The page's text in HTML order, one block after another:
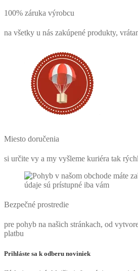
100% záruka výrobcu
na všetky u nás zakúpené produkty,
Miesto doručenia
si určite vy a my vyšleme kuriéra tak
Bezpečné prostredie
pre pohyb na našich stránkach, od
platbu
Prihláste sa k odberu noviniek